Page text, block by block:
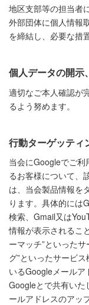
地区支部等の担当者
外部団体に個人情報
を締結し、必要な措
個人データの開示
適切なご本人確認が
るよう努めます。
行動ターゲッティ
当会にGoogleでご
るお客様について、
は、当会製品情報を
ります。具体的には
検索、Gmail又は
情報が表示されるこ
ーマッチ”といった
グ”といったサービ
いるGoogleメールア
Googleとで共有いた
ールアドレスのアッ